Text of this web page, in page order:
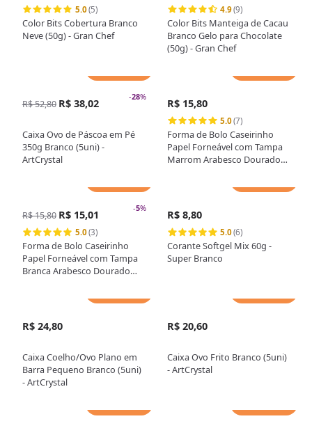
5.0(5)
Color Bits Cobertura Branco
Neve (50g) - Gran Chef
4.9(9)
Color Bits Manteiga de Cacau
Branco Gelo para Chocolate
(50g) - Gran Chef
-28%
R$ 52,80 R$ 38,02
Caixa Ovo de Páscoa em Pé
350g Branco (5uni) -
ArtCrystal
R$ 15,80
5.0(7)
Forma de Bolo Caseirinho
Papel Forneável com Tampa
Marrom Arabesco Dourado
-5%
R$ 15,80 R$ 15,01
5.0(3)
Forma de Bolo Caseirinho
Papel Forneável com Tampa
Branca Arabesco Dourado
R$ 8,80
5.0(6)
Corante Softgel Mix 60g -
Super Branco
R$ 24,80
Caixa Coelho/Ovo Plano em
Barra Pequeno Branco (5uni)
- ArtCrystal
R$ 20,60
Caixa Ovo Frito Branco (5uni)
- ArtCrystal